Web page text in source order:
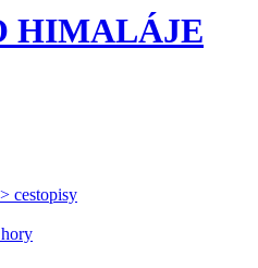
HIMALÁJE
cestopisy